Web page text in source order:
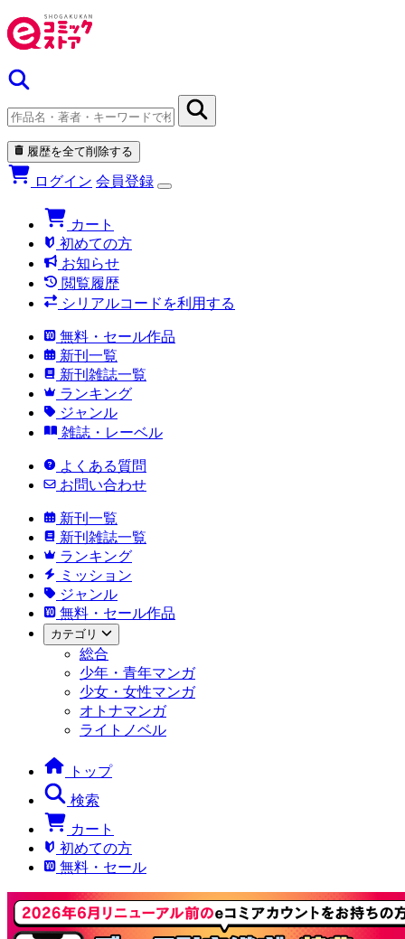
履歴を全て削除する
ログイン 会員登録
カート
初めての方
お知らせ
閲覧履歴
シリアルコードを利用する
無料・セール作品
新刊一覧
新刊雑誌一覧
ランキング
ジャンル
雑誌・レーベル
よくある質問
お問い合わせ
新刊一覧
新刊雑誌一覧
ランキング
ミッション
ジャンル
無料・セール作品
カテゴリ
総合
少年・青年マンガ
少女・女性マンガ
オトナマンガ
ライトノベル
トップ
検索
カート
初めての方
無料・セール